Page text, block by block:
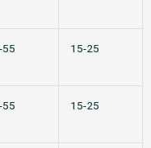
55 15-25
55 15-25